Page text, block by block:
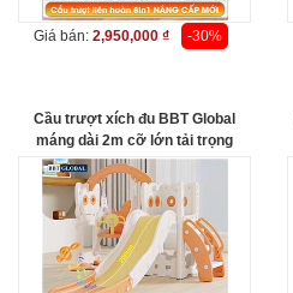
Giá bán: 2,950,000 ₫ -30%
Cầu trượt xích đu BBT Global
máng dài 2m cỡ lớn tải trọng
120kg BSL411